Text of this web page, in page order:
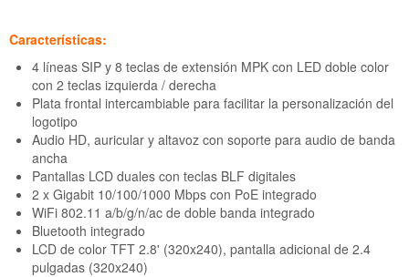
Características:
4 líneas SIP y 8 teclas de extensión MPK con LED doble color
con 2 teclas izquierda / derecha
Plata frontal intercambiable para facilitar la personalización del
logotipo
Audio HD, auricular y altavoz con soporte para audio de banda
ancha
Pantallas LCD duales con teclas BLF digitales
2 x Gigabit 10/100/1000 Mbps con PoE integrado
WiFi 802.11 a/b/g/n/ac de doble banda integrado
Bluetooth integrado
LCD de color TFT 2.8' (320x240), pantalla adicional de 2.4
pulgadas (320x240)